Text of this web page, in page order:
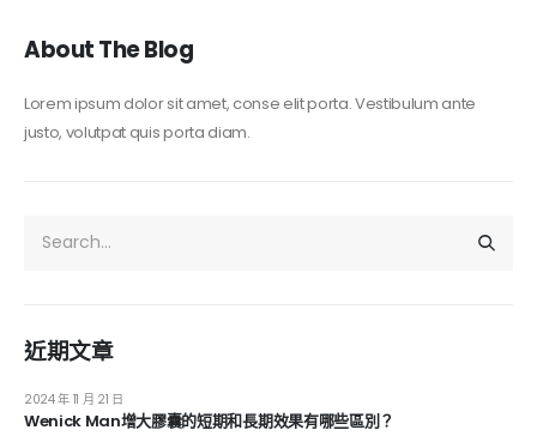
About The Blog
Lorem ipsum dolor sit amet, conse elit porta. Vestibulum ante
justo, volutpat quis porta diam.
近期文章
Wenick Man增大膠囊的短期和長期效果有哪些區別？
2024 年 11 月 21 日